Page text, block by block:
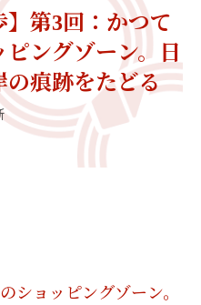
】第3回：かつて
ングゾーン。日
の痕跡をたどる
ショッピングゾーン。